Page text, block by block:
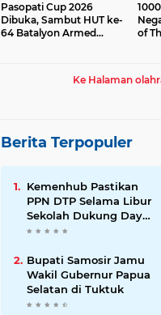
Pasopati Cup 2026
Dibuka, Sambut HUT ke-
64 Batalyon Armed
of
Ke Halaman
Berita Terpopuler
Kemenhub Pastikan
PPN DTP Selama Libur
Sekolah Dukung Daya
Beli Masyarakat
Bupati Samosir Jamu
Wakil Gubernur Papua
Selatan di Tuktuk